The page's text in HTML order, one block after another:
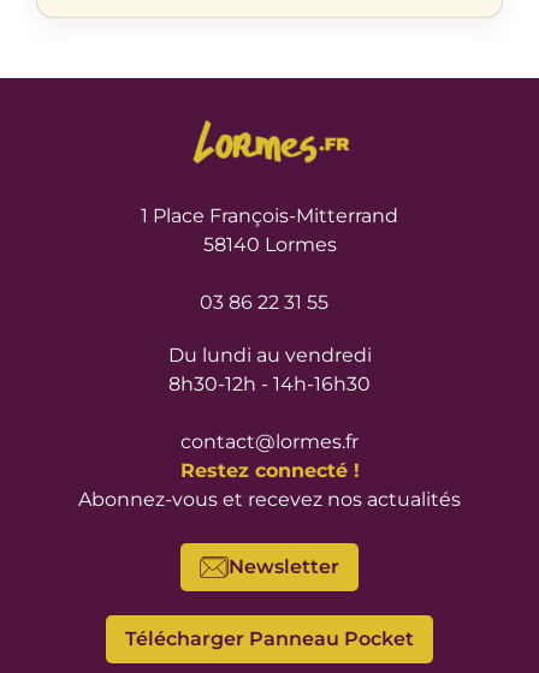
1 Place François-Mitterrand
58140 Lormes
03 86 22 31 55
Du lundi au vendredi
8h30-12h - 14h-16h30
contact@lormes.fr
Restez connecté !
Abonnez-vous et recevez nos actualités
Newsletter
Télécharger Panneau Pocket